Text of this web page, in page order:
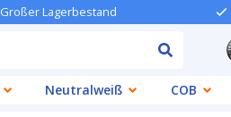
Großer Lagerbestand
Neutralweiß COB